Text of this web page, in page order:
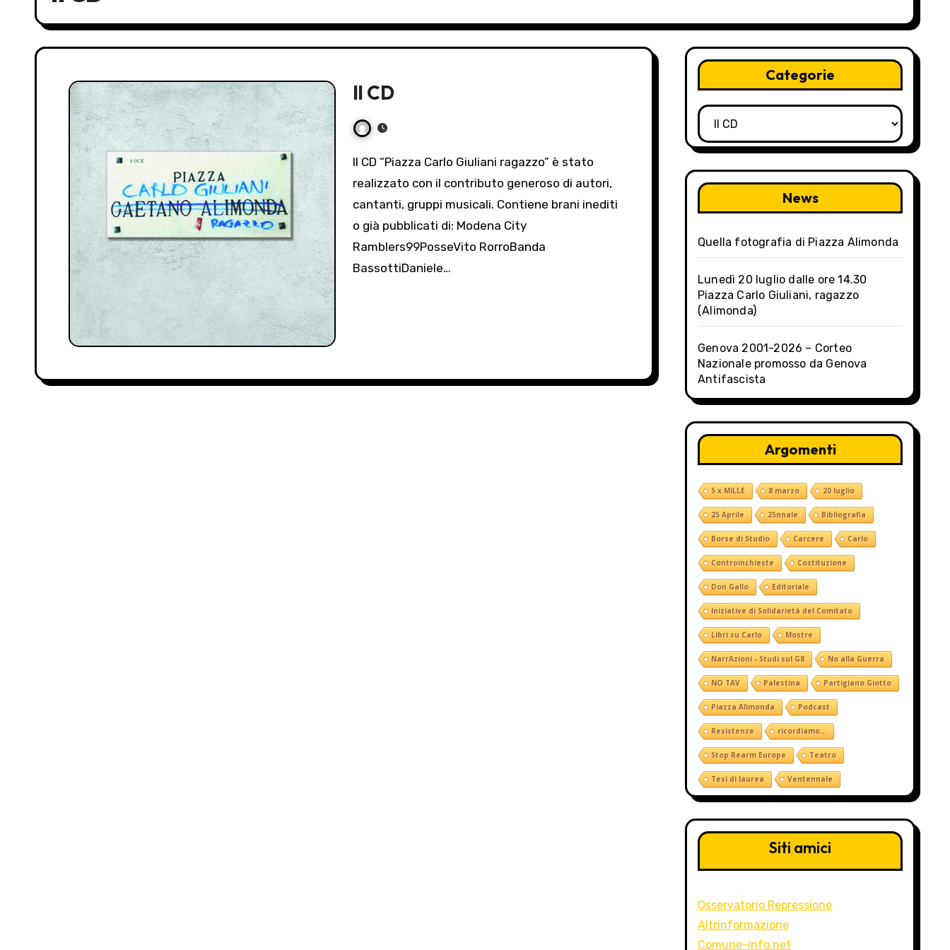
Il CD
Il CD “Piazza Carlo Giuliani ragazzo” è stato
realizzato con il contributo generoso di autori,
cantanti, gruppi musicali. Contiene brani inediti
o già pubblicati di: Modena City
Ramblers99PosseVito RorroBanda
BassottiDaniele…
Categorie
Categorie
News
Quella fotografia di Piazza Alimonda
Lunedì 20 luglio dalle ore 14.30
Piazza Carlo Giuliani, ragazzo
(Alimonda)
Genova 2001-2026 – Corteo
Nazionale promosso da Genova
Antifascista
Argomenti
5 x MILLE 8 marzo 20 luglio
25 Aprile 25nnale Bibliografia
Borse di Studio Carcere Carlo
Controinchieste Costituzione
Don Gallo Editoriale
Iniziative di Solidarietà del Comitato
Libri su Carlo Mostre
NarrAzioni - Studi sul G8 No alla Guerra
NO TAV Palestina Partigiano Giotto
Piazza Alimonda Podcast
Resistenze ricordiamo...
Stop Rearm Europe Teatro
Tesi di laurea Ventennale
Siti amici
Osservatorio Repressione
Altrinformazione
Comune-info.net